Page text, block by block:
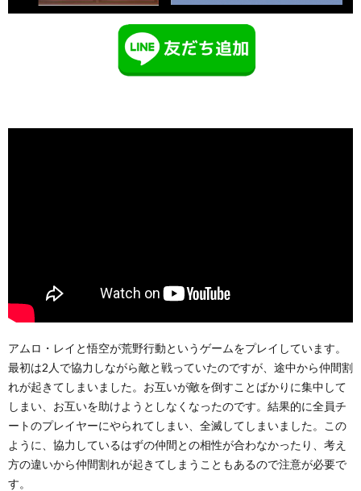
アムロ・レイと悟空が荒野行動というゲームをプレイしています。
最初は2人で協力しながら敵と戦っていたのですが、途中から仲間割
れが起きてしまいました。お互いが敵を倒すことばかりに集中して
しまい、お互いを助けようとしなくなったのです。結果的に全員チ
ートのプレイヤーにやられてしまい、全滅してしまいました。この
ように、協力しているはずの仲間との相性が合わなかったり、考え
方の違いから仲間割れが起きてしまうこともあるので注意が必要で
す。